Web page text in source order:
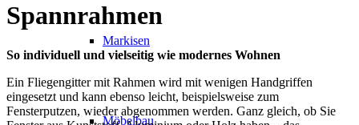
Markisen
Möbelbau
Spannrahmen
So individuell und vielseitig wie modernes Wohnen
Ein Fliegengitter mit Rahmen wird mit wenigen Handgriffen
eingesetzt und kann ebenso leicht, beispielsweise zum
Fensterputzen, wieder abgenommen werden. Ganz gleich, ob Sie